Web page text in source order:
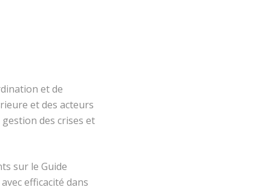
et de
et des acteurs
gestion des crises et
sur le Guide
efficacité dans